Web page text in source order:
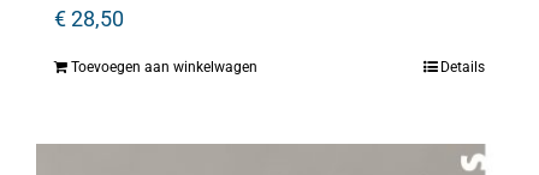
€28,50
Toevoegen aan winkelwagen Details